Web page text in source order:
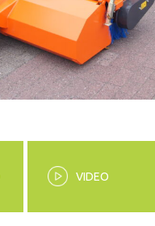
VIDEO